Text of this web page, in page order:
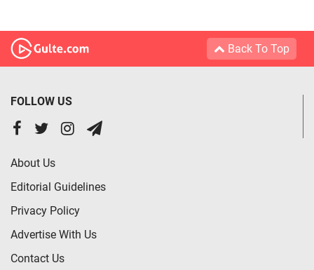
Back To Top
FOLLOW US
About Us
Editorial Guidelines
Privacy Policy
Advertise With Us
Contact Us